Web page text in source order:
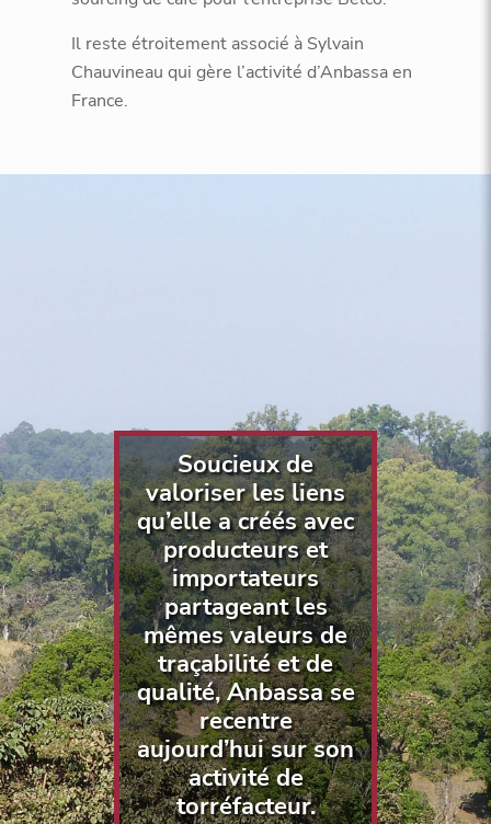
Il reste étroitement associé à Sylvain
Chauvineau qui gère l’activité d’Anbassa en
France.
Soucieux de
valoriser les liens
qu’elle a créés avec
producteurs et
importateurs
partageant les
mêmes valeurs de
traçabilité et de
qualité, Anbassa se
recentre
aujourd’hui sur son
activité de
torréfacteur.